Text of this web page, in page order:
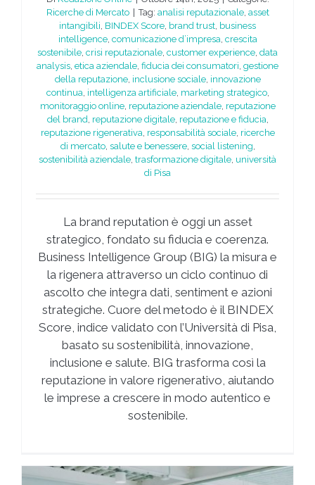
Ricerche di Mercato
Tag: analisi reputazionale, asset
intangibili, BINDEX Score, brand trust, business
intelligence, comunicazione d’impresa, crescita
sostenibile, crisi reputazionale, customer experience, data
analysis, etica aziendale, fiducia dei consumatori, gestione
della reputazione, inclusione sociale, innovazione
continua, intelligenza artificiale, marketing strategico,
monitoraggio online, reputazione aziendale, reputazione
del brand, reputazione digitale, reputazione e fiducia,
reputazione rigenerativa, responsabilità sociale, ricerche
di mercato, salute e benessere, social listening,
sostenibilità aziendale, trasformazione digitale, università
di Pisa
La brand reputation è oggi un asset
strategico, fondato su fiducia e coerenza.
Business Intelligence Group (BIG) la misura e
la rigenera attraverso un ciclo continuo di
ascolto che integra dati, sentiment e azioni
strategiche. Cuore del metodo è il BINDEX
Score, indice validato con l’Università di Pisa,
basato su sostenibilità, innovazione,
inclusione e salute. BIG trasforma così la
reputazione in valore rigenerativo, aiutando
le imprese a crescere in modo autentico e
sostenibile.